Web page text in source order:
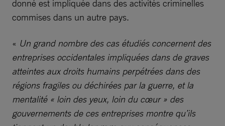
donné est impliquée dans des activités criminelles
commises dans un autre pays.
« Un grand nombre des cas étudiés concernent des
entreprises occidentales impliquées dans de graves
atteintes aux droits humains perpétrées dans des
régions fragiles ou déchirées par la guerre, et la
mentalité « loin des yeux, loin du cœur » des
gouvernements de ces entreprises montre qu’ils